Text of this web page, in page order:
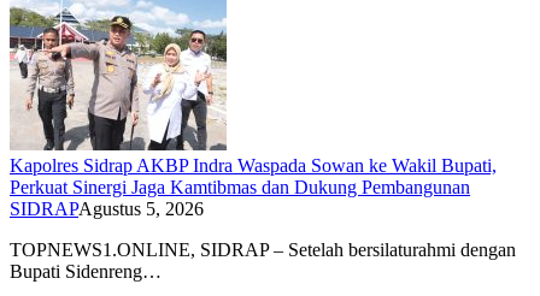
Kapolres Sidrap AKBP Indra Waspada Sowan ke Wakil Bupati,
Perkuat Sinergi Jaga Kamtibmas dan Dukung Pembangunan
SIDRAPAgustus 5, 2026
TOPNEWS1.ONLINE, SIDRAP – Setelah bersilaturahmi dengan
Bupati Sidenreng…